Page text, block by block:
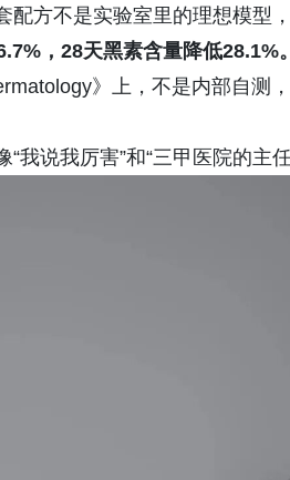
配方不是实验室里的理想模型
，28天黑素含量降低28.1%
》上，不是内部自测
“我说我厉害”和“三甲医院的主